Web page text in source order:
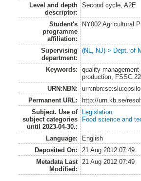
Level and depth
descriptor:
Second cycle, A2E
Student's
programme
affiliation:
NY002 Agricultural
Supervising
department:
(NL, NJ) > Dept. of
Keywords:
quality
production, FSSC
URN:NBN:
Permanent URL:
http://urn.kb.se/
Subject. Use of
subject categories
until 2023-04-30.:
Legislation
Food science and
Language:
English
Deposited On:
21 Aug 2012 07:49
Metadata Last
Modified:
21 Aug 2012 07:49